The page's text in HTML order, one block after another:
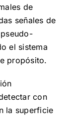
de
señales de
el sistema
propósito.
con
la superficie